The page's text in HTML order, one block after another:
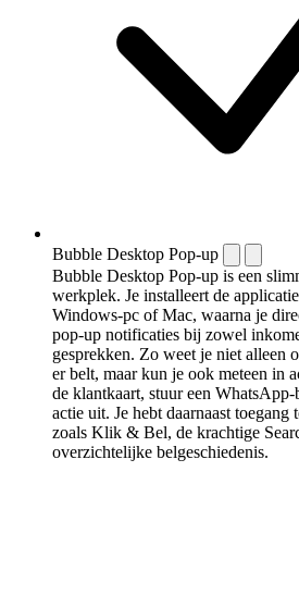
Bubble Desktop Pop-up
Bubble Desktop Pop-up is een
werkplek. Je installeert de
Windows-pc of Mac, waarna je
pop-up notificaties bij zowel
gesprekken. Zo weet je niet alleen
er belt, maar kun je ook meteen in
de klantkaart, stuur een
actie uit. Je hebt daarnaast
zoals Klik & Bel, de krachtige
overzichtelijke belgeschiedenis.